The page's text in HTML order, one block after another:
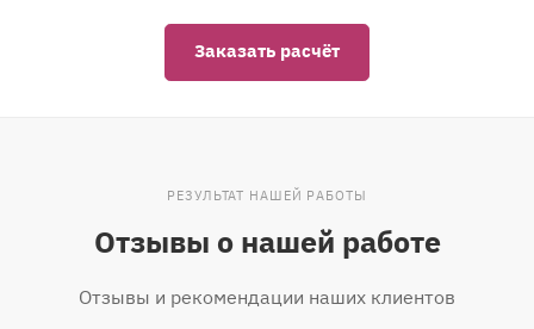
Заказать расчёт
РЕЗУЛЬТАТ НАШЕЙ РАБОТЫ
Отзывы о нашей работе
Отзывы и рекомендации наших клиентов